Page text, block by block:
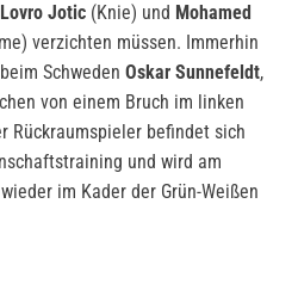
Lovro Jotic (Knie) und Mohamed
verzichten müssen. Immerhin
Schweden Oskar Sunnefeldt,
von einem Bruch im linken
Rückraumspieler befindet sich
und wird am
im Kader der Grün-Weißen